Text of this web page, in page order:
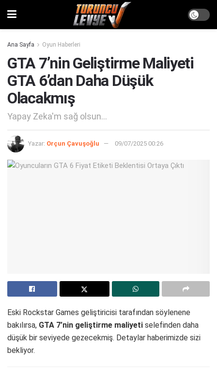
Ana Sayfa Oyun Haberleri
GTA 7’nin Geliştirme Maliyeti
GTA 6’dan Daha Düşük
Olacakmış
Yapay Zeka'm sağ olsun...
Yazar: Orçun Çavuşoğlu 09/07/2025 00:26
Eski Rockstar Games geliştiricisi tarafından söylenene
bakılırsa, GTA 7’nin geliştirme maliyeti selefinden daha
düşük bir seviyede gezecekmiş. Detaylar haberimizde sizi
bekliyor.